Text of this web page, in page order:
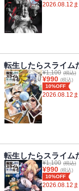
2026.08.12
転生したらスライム
¥1,100 (税込)
¥990 (税込)
10%OFF
2026.08.12
転生したらスライム
¥1,100 (税込)
¥990 (税込)
10%OFF
2026.08.12